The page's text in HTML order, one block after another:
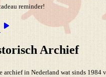
reminder!
Archief
archief in Nederland wat sinds 1984